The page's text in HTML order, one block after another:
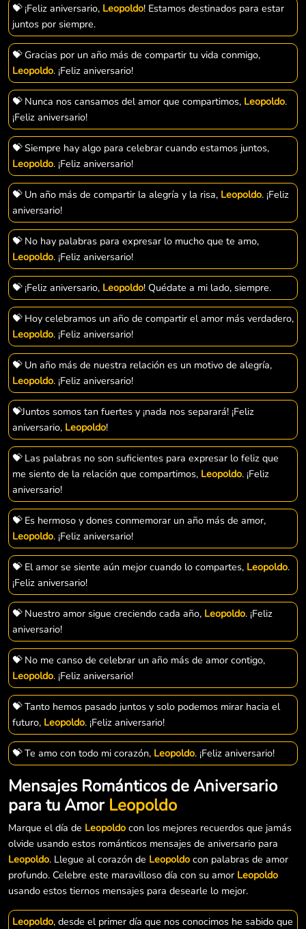
💝 ¡Feliz aniversario, Leopoldo! Estamos destinados para estar
juntos por siempre.
💝 Gracias por un año más de compartir tu vida conmigo,
Leopoldo. ¡Feliz aniversario!
💝 Nunca nos cansamos del amor que compartimos, Leopoldo.
¡Feliz aniversario!
💝 Siempre hay algo para celebrar cuando estamos juntos,
Leopoldo. ¡Feliz aniversario!
💝 Un año más de compartir la alegría y la risa, Leopoldo. ¡Feliz
aniversario!
💝 No hay palabras para expresar lo mucho que te amo,
Leopoldo. ¡Feliz aniversario!
💝 ¡Feliz aniversario, Leopoldo! Quédate a mi lado, siempre.
💝 Hoy celebramos un año de compartir el amor más verdadero,
Leopoldo. ¡Feliz aniversario!
💝 Un año más de nuestra relación es un motivo de alegría,
Leopoldo. ¡Feliz aniversario!
💝Juntos somos tan fuertes y ¡nada nos separará! ¡Feliz
aniversario, Leopoldo!
💝 Las palabras no son suficientes para expresar lo feliz que
me siento de la relación que compartimos, Leopoldo. ¡Feliz
aniversario!
💝 Es hermoso y dones conmemorar un año más de amor,
Leopoldo. ¡Feliz aniversario!
💝 El amor se siente aún mejor cuando lo compartes, Leopoldo.
¡Feliz aniversario!
💝 Nuestro amor sigue creciendo cada año, Leopoldo. ¡Feliz
aniversario!
💝 No me canso de celebrar un año más de amor contigo,
Leopoldo. ¡Feliz aniversario!
💝 Tanto hemos pasado juntos y solo podemos mirar hacia el
futuro, Leopoldo. ¡Feliz aniversario!
💝 Te amo con todo mi corazón, Leopoldo. ¡Feliz aniversario!
Mensajes Románticos de Aniversario
para tu Amor Leopoldo
Marque el día de Leopoldo con los mejores recuerdos que jamás
olvide usando estos románticos mensajes de aniversario para
Leopoldo. Llegue al corazón de Leopoldo con palabras de amor
profundo. Celebre este maravilloso día con su amor Leopoldo
usando estos tiernos mensajes para desearle lo mejor.
Leopoldo, desde el primer día que nos conocimos he sabido que